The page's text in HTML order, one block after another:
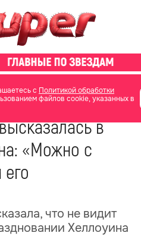
с Политикой обработки
файлов cookie, указанных в
новости
в
«Можно с
что не видит
Хеллоуина